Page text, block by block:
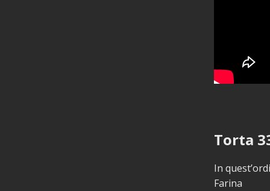
Torta
In
Farina